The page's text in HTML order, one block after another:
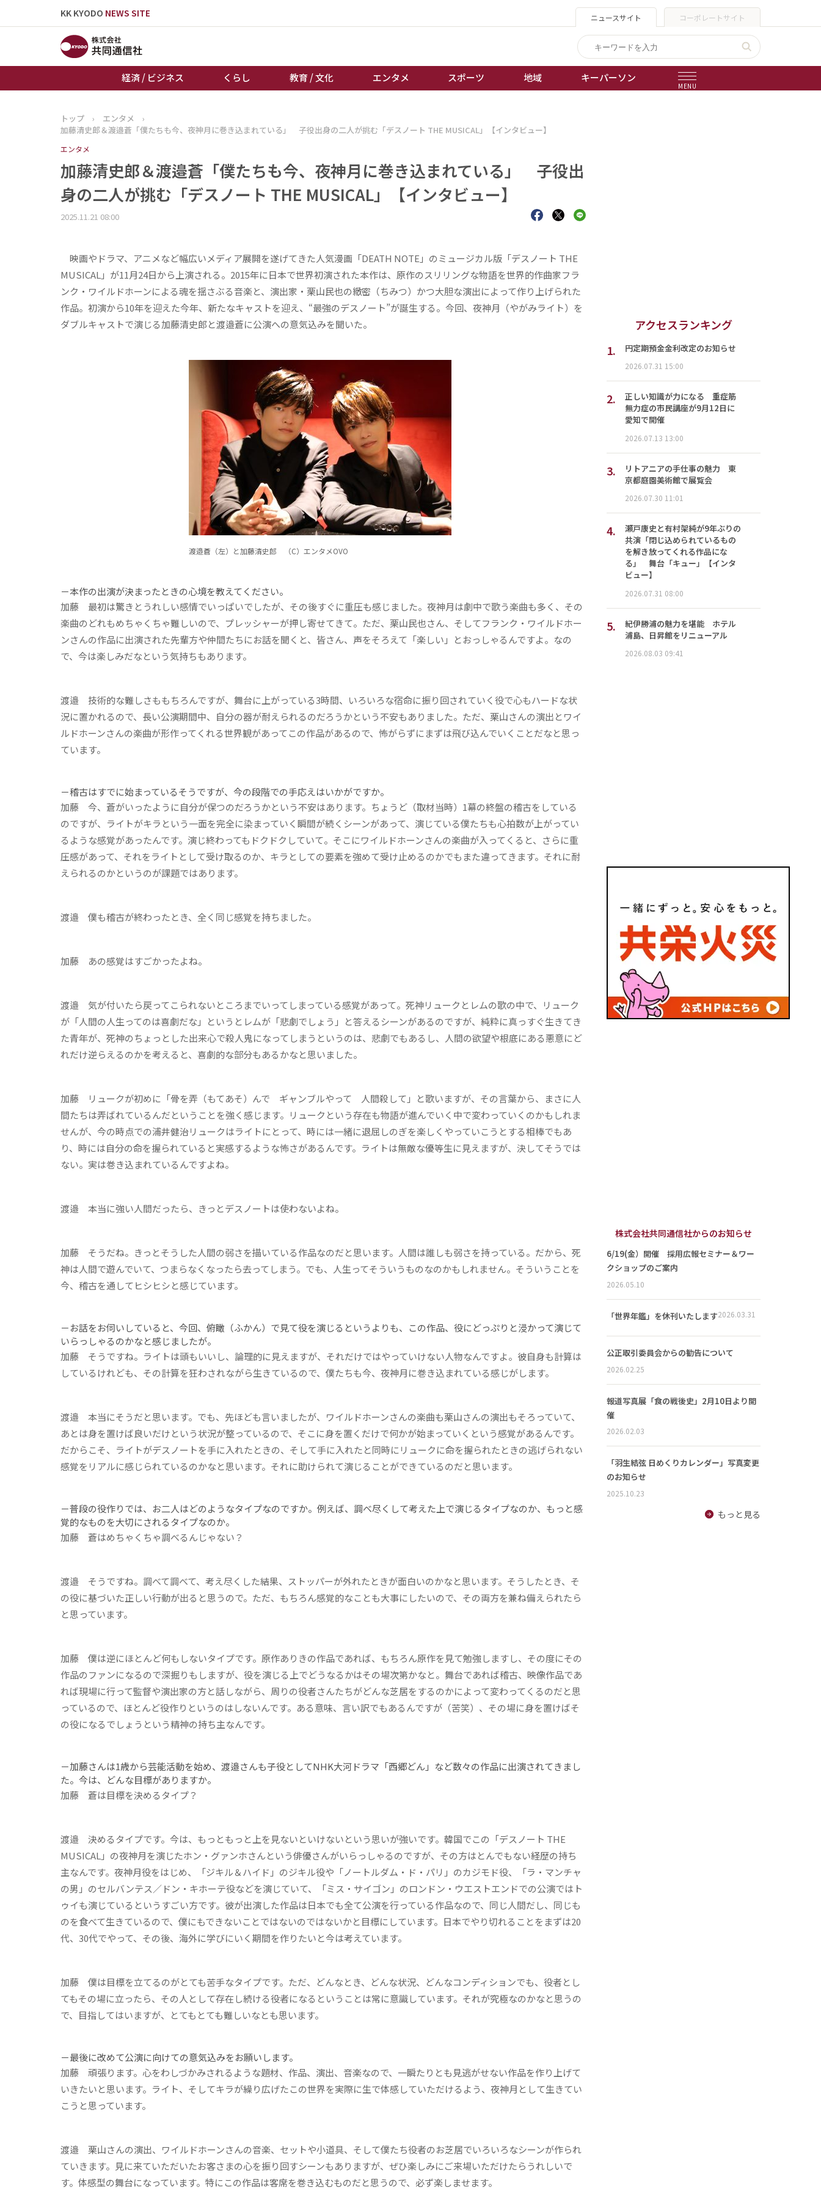
KK KYODO NEWS SITE ニュースサイト コーポレートサイト
経済 / ビジネス くらし 教育 / 文化 エンタメ スポーツ 地域 キーパーソン
MENU
トップページ
エンタメ
スポーツ
競輪
ボートレース
トップ › エンタメ
›
加藤清史郎＆渡邉蒼「僕たちも今、夜神月に巻き込まれている」 子役出身の二人が挑む「デスノート THE MUSICAL」【インタビュー】
エンタメ
加藤清史郎＆渡邉蒼「僕たちも今、夜神月に巻き込まれている」 子役出
身の二人が挑む「デスノート THE MUSICAL」【インタビュー】
2025.11.21 08:00
映画やドラマ、アニメなど幅広いメディア展開を遂げてきた人気漫画「DEATH NOTE」のミュージカル版「デスノート THE
MUSICAL」が11月24日から上演される。2015年に日本で世界初演された本作は、原作のスリリングな物語を世界的作曲家フラ
ンク・ワイルドホーンによる魂を揺さぶる音楽と、演出家・栗山民也の緻密（ちみつ）かつ大胆な演出によって作り上げられた
作品。初演から10年を迎えた今年、新たなキャストを迎え、“最強のデスノート”が誕生する。今回、夜神月（やがみライト）を
ダブルキャストで演じる加藤清史郎と渡邉蒼に公演への意気込みを聞いた。
渡邉蒼（左）と加藤清史郎 （C）エンタメOVO
－本作の出演が決まったときの心境を教えてください。
加藤最初は驚きとうれしい感情でいっぱいでしたが、その後すぐに重圧も感じました。夜神月は劇中で歌う楽曲も多く、その
楽曲のどれもめちゃくちゃ難しいので、プレッシャーが押し寄せてきて。ただ、栗山民也さん、そしてフランク・ワイルドホー
ンさんの作品に出演された先輩方や仲間たちにお話を聞くと、皆さん、声をそろえて「楽しい」とおっしゃるんですよ。なの
で、今は楽しみだなという気持ちもあります。
渡邉 技術的な難しさももちろんですが、舞台に上がっている3時間、いろいろな宿命に振り回されていく役で心もハードな状
況に置かれるので、長い公演期間中、自分の器が耐えられるのだろうかという不安もありました。ただ、栗山さんの演出とワイ
ルドホーンさんの楽曲が形作ってくれる世界観があってこの作品があるので、怖がらずにまずは飛び込んでいくことだなと思っ
ています。
－稽古はすでに始まっているそうですが、今の段階での手応えはいかがですか。
加藤今、蒼がいったように自分が保つのだろうかという不安はあります。ちょうど（取材当時）1幕の終盤の稽古をしている
のですが、ライトがキラという一面を完全に染まっていく瞬間が続くシーンがあって、演じている僕たちも心拍数が上がってい
るような感覚があったんです。演じ終わってもドクドクしていて。そこにワイルドホーンさんの楽曲が入ってくると、さらに重
圧感があって、それをライトとして受け取るのか、キラとしての要素を強めて受け止めるのかでもまた違ってきます。それに耐
えられるのかというのが課題ではあります。
渡邉 僕も稽古が終わったとき、全く同じ感覚を持ちました。
加藤あの感覚はすごかったよね。
渡邉 気が付いたら戻ってこられないところまでいってしまっている感覚があって。死神リュークとレムの歌の中で、リューク
が「人間の人生ってのは喜劇だな」というとレムが「悲劇でしょう」と答えるシーンがあるのですが、純粋に真っすぐ生きてき
た青年が、死神のちょっとした出来心で殺人鬼になってしまうというのは、悲劇でもあるし、人間の欲望や根底にある悪意にど
れだけ逆らえるのかを考えると、喜劇的な部分もあるかなと思いました。
加藤リュークが初めに「骨を弄（もてあそ）んで ギャンブルやって 人間殺して」と歌いますが、その言葉から、まさに人
間たちは弄ばれているんだということを強く感じます。リュークという存在も物語が進んでいく中で変わっていくのかもしれま
せんが、今の時点での浦井健治リュークはライトにとって、時には一緒に退屈しのぎを楽しくやっていこうとする相棒でもあ
り、時には自分の命を握られていると実感するような怖さがあるんです。ライトは無敵な優等生に見えますが、決してそうでは
ない。実は巻き込まれているんですよね。
渡邉 本当に強い人間だったら、きっとデスノートは使わないよね。
加藤そうだね。きっとそうした人間の弱さを描いている作品なのだと思います。人間は誰しも弱さを持っている。だから、死
神は人間で遊んでいて、つまらなくなったら去ってしまう。でも、人生ってそういうものなのかもしれません。そういうことを
今、稽古を通してヒシヒシと感じています。
－お話をお伺いしていると、今回、俯瞰（ふかん）で見て役を演じるというよりも、この作品、役にどっぷりと浸かって演じて
いらっしゃるのかなと感じましたが。
加藤そうですね。ライトは頭もいいし、論理的に見えますが、それだけではやっていけない人物なんですよ。彼自身も計算は
しているけれども、その計算を狂わされながら生きているので、僕たちも今、夜神月に巻き込まれている感じがします。
渡邉 本当にそうだと思います。でも、先ほども言いましたが、ワイルドホーンさんの楽曲も栗山さんの演出もそろっていて、
あとは身を置けば良いだけという状況が整っているので、そこに身を置くだけで何かが始まっていくという感覚があるんです。
だからこそ、ライトがデスノートを手に入れたときの、そして手に入れたと同時にリュークに命を握られたときの逃げられない
感覚をリアルに感じられているのかなと思います。それに助けられて演じることができているのだと思います。
－普段の役作りでは、お二人はどのようなタイプなのですか。例えば、調べ尽くして考えた上で演じるタイプなのか、もっと感
覚的なものを大切にされるタイプなのか。
加藤蒼はめちゃくちゃ調べるんじゃない？
渡邉 そうですね。調べて調べて、考え尽くした結果、ストッパーが外れたときが面白いのかなと思います。そうしたとき、そ
の役に基づいた正しい行動が出ると思うので。ただ、もちろん感覚的なことも大事にしたいので、その両方を兼ね備えられたら
と思っています。
加藤僕は逆にほとんど何もしないタイプです。原作ありきの作品であれば、もちろん原作を見て勉強しますし、その度にその
作品のファンになるので深掘りもしますが、役を演じる上でどうなるかはその場次第かなと。舞台であれば稽古、映像作品であ
れば現場に行って監督や演出家の方と話しながら、周りの役者さんたちがどんな芝居をするのかによって変わってくるのだと思
っているので、ほとんど役作りというのはしないんです。ある意味、言い訳でもあるんですが（苦笑）、その場に身を置けばそ
の役になるでしょうという精神の持ち主なんです。
－加藤さんは1歳から芸能活動を始め、渡邉さんも子役としてNHK大河ドラマ「西郷どん」など数々の作品に出演されてきまし
た。今は、どんな目標がありますか。
加藤蒼は目標を決めるタイプ？
渡邉 決めるタイプです。今は、もっともっと上を見ないといけないという思いが強いです。韓国でこの「デスノート THE
MUSICAL」の夜神月を演じたホン・グァンホさんという俳優さんがいらっしゃるのですが、その方はとんでもない経歴の持ち
主なんです。夜神月役をはじめ、「ジキル＆ハイド」のジキル役や「ノートルダム・ド・パリ」のカジモド役、「ラ・マンチャ
の男」のセルバンテス／ドン・キホーテ役などを演じていて、「ミス・サイゴン」のロンドン・ウエストエンドでの公演ではト
ゥイも演じているというすごい方です。彼が出演した作品は日本でも全て公演を行っている作品なので、同じ人間だし、同じも
のを食べて生きているので、僕にもできないことではないのではないかと目標にしています。日本でやり切れることをまずは20
代、30代でやって、その後、海外に学びにいく期間を作りたいと今は考えています。
加藤僕は目標を立てるのがとても苦手なタイプです。ただ、どんなとき、どんな状況、どんなコンディションでも、役者とし
てもその場に立ったら、その人として存在し続ける役者になるということは常に意識しています。それが究極なのかなと思うの
で、目指してはいますが、とてもとても難しいなとも思います。
－最後に改めて公演に向けての意気込みをお願いします。
加藤頑張ります。心をわしづかみされるような題材、作品、演出、音楽なので、一瞬たりとも見逃がせない作品を作り上げて
いきたいと思います。ライト、そしてキラが繰り広げたこの世界を実際に生で体感していただけるよう、夜神月として生きてい
こうと思っています。
渡邉 栗山さんの演出、ワイルドホーンさんの音楽、セットや小道具、そして僕たち役者のお芝居でいろいろなシーンが作られ
ていきます。見に来ていただいたお客さまの心を振り回すシーンもありますが、ぜひ楽しみにご来場いただけたらうれしいで
す。体感型の舞台になっています。特にこの作品は客席を巻き込むものだと思うので、必ず楽しませます。
アクセスランキング
1.
円定期預金金利改定のお知らせ
2026.07.31 15:00
2.
正しい知識が力になる 重症筋
無力症の市民講座が9月12日に
愛知で開催
2026.07.13 13:00
3.
リトアニアの手仕事の魅力 東
京都庭園美術館で展覧会
2026.07.30 11:01
4.
瀬戸康史と有村架純が9年ぶりの
共演「閉じ込められているもの
を解き放ってくれる作品にな
る」 舞台「キュー」【インタ
ビュー】
2026.07.31 08:00
5.
紀伊勝浦の魅力を堪能 ホテル
浦島、日昇館をリニューアル
2026.08.03 09:41
株式会社共同通信社からのお知らせ
6/19(金）開催 採用広報セミナー＆ワー
クショップのご案内
2026.05.10
「世界年鑑」を休刊いたします2026.03.31
公正取引委員会からの勧告について
2026.02.25
報道写真展「食の戦後史」2月10日より開
催
2026.02.03
「羽生結弦 日めくりカレンダー」写真変更
のお知らせ
2025.10.23
もっと見る